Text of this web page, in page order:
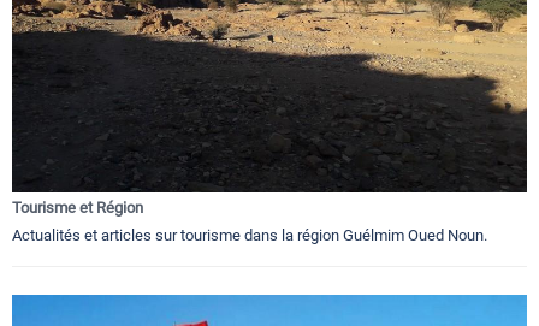
Tourisme et Région
Actualités et articles sur tourisme dans la région Guélmim Oued Noun.